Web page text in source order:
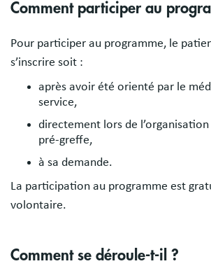
Comment participer au
Pour participer au programme, le
s’inscrire soit :
après avoir été orienté par le
service,
directement lors de l’organisation
pré-greffe,
à sa demande.
La participation au programme est
volontaire.
Comment se déroule-t-il ?